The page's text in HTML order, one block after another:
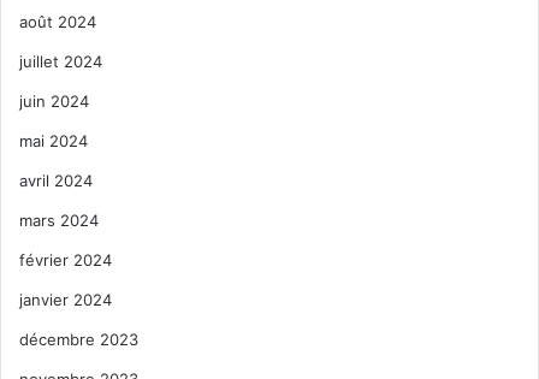
août 2024
juillet 2024
juin 2024
mai 2024
avril 2024
mars 2024
février 2024
janvier 2024
décembre 2023